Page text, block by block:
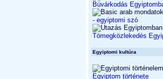
Búvárkodás
- egyiptomi szó
Tömegközlekedés
Egyiptomi kultúra
Egyiptom története